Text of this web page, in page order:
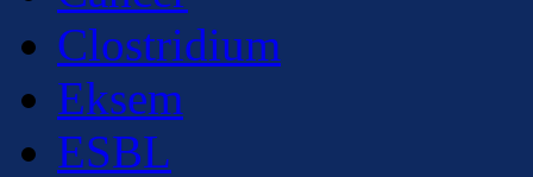
Clostridium
Eksem
ESBL